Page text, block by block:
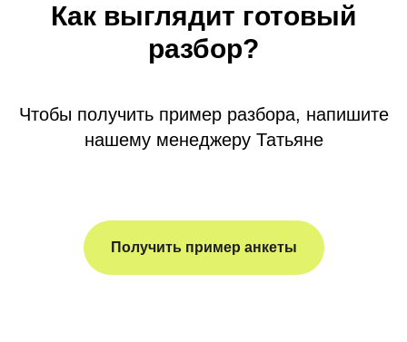
Как выглядит готовый
разбор?
Чтобы получить пример разбора, напишите
нашему менеджеру Татьяне
Получить пример анкеты